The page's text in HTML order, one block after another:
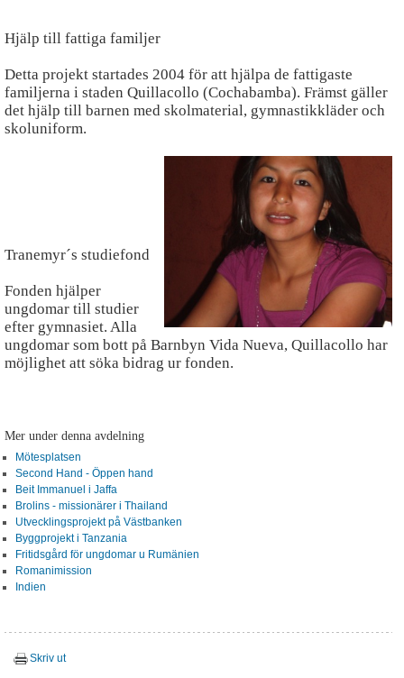
Hjälp till fattiga familjer
Detta projekt startades 2004 för att hjälpa de fattigaste
familjerna i staden Quillacollo (Cochabamba). Främst gäller
det hjälp till barnen med skolmaterial, gymnastikkläder och
skoluniform.
Tranemyr´s studiefond
Fonden hjälper
ungdomar till studier
efter gymnasiet. Alla
ungdomar som bott på Barnbyn Vida Nueva, Quillacollo har
möjlighet att söka bidrag ur fonden.
Mer under denna avdelning
Mötesplatsen
Second Hand - Öppen hand
Beit Immanuel i Jaffa
Brolins - missionärer i Thailand
Utvecklingsprojekt på Västbanken
Byggprojekt i Tanzania
Fritidsgård för ungdomar u Rumänien
Romanimission
Indien
Skriv ut